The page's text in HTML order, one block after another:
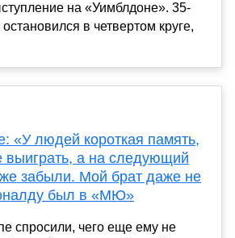
на «Уимблдоне». 35-
в четвертом круге,
«У людей короткая память,
а на следующий
забыли. Мой брат даже не
был в «МЮ»
спросили, чего еще ему не